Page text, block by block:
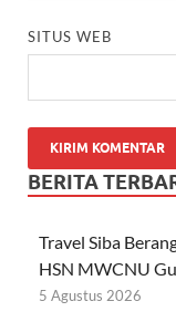
SITUS WEB
BERITA
Travel Siba
HSN MWCNU
5 Agustus 2026